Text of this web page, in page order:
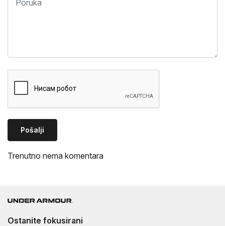
Pošalji
Trenutno nema komentara
Ostanite fokusirani